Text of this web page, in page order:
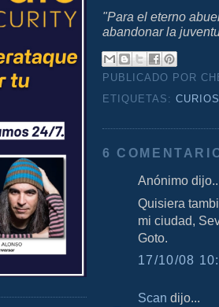
"Para el eterno
abandonar la
PUBLICADO POR
ETIQUETAS:
6
Anónimo
Quisiera
mi ciudad,
Goto.
17/10/08
Scan dijo...